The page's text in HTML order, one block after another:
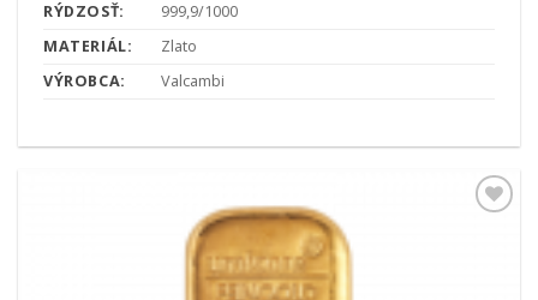
RÝDZOSŤ:
999,9/1000
MATERIÁL:
Zlato
VÝROBCA:
Valcambi